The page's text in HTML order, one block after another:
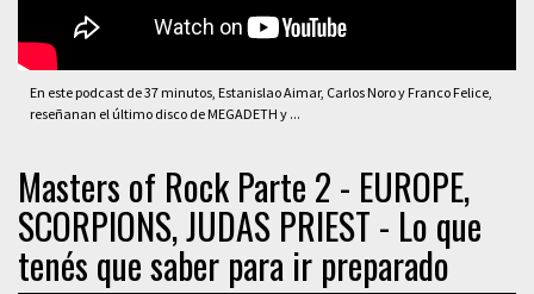
En este podcast de 37 minutos, Estanislao Aimar, Carlos Noro y Franco Felice,
reseñanan el último disco de MEGADETH y ...
Masters of Rock Parte 2 - EUROPE,
SCORPIONS, JUDAS PRIEST - Lo que
tenés que saber para ir preparado